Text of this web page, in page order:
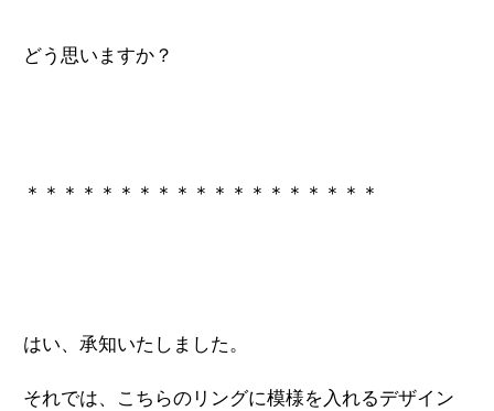
どう思いますか？
＊＊＊＊＊＊＊＊＊＊＊＊＊＊＊＊＊＊＊
はい、承知いたしました。
それでは、こちらのリングに模様を入れるデザイン